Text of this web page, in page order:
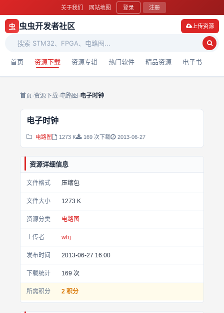
关于我们 网站地图 登录 注册
虫 虫虫开发者社区
首页 资源下载 资源专辑 热门软件 精品资源 电子书
上传资源
首页›资源下载›电路图 ›电子时钟
电子时钟
电路图 1273 K 169 次下载 2013-06-27
资源详细信息
文件格式 压缩包
文件大小 1273 K
资源分类 电路图
上传者 whj
发布时间 2013-06-27 16:00
下载统计 169 次
所需积分 2 积分